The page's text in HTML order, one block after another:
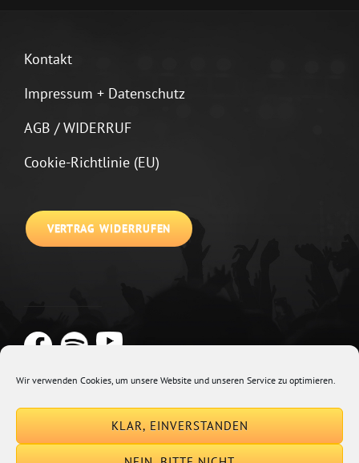
Wir verwenden Cookies, um unsere Website und unseren Service zu optimieren.
KLAR, EINVERSTANDEN
Kontakt
Impressum + Datenschutz
AGB / WIDERRUF
Cookie-Richtlinie (EU)
VERTRAG WIDERRUFEN
Euphony By Catch Themes